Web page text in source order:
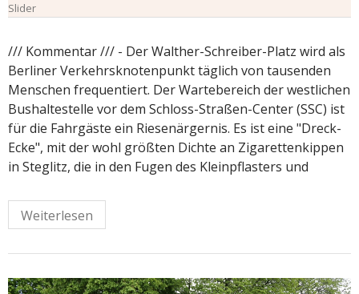
Slider
/// Kommentar /// - Der Walther-Schreiber-Platz wird als
Berliner Verkehrsknotenpunkt täglich von tausenden
Menschen frequentiert. Der Wartebereich der westlichen
Bushaltestelle vor dem Schloss-Straßen-Center (SSC) ist
für die Fahrgäste ein Riesenärgernis. Es ist eine "Dreck-
Ecke", mit der wohl größten Dichte an Zigarettenkippen
in Steglitz, die in den Fugen des Kleinpflasters und
Weiterlesen